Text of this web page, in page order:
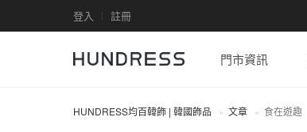
登入 註冊
門市資訊
HUNDRESS均百韓飾 | 韓國飾品 文章 食在遊趣